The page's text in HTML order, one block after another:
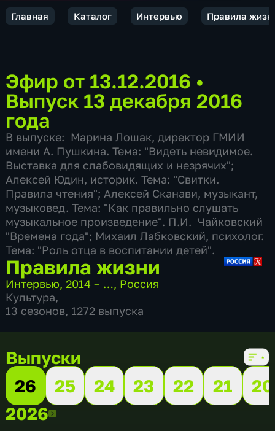
Главная Каталог Интервью Правила
Эфир от 13.12.2016 •
Выпуск 13 декабря 2016
года
В выпуске: Марина Лошак, директор ГМИИ
имени А. Пушкина. Тема: "Видеть невидимое.
Выставка для слабовидящих и незрячих";
Алексей Юдин, историк. Тема: "Свитки.
Правила чтения"; Алексей Сканави, музыкант,
музыковед. Тема: "Как правильно слушать
музыкальное произведение". П.И. Чайковский
"Времена года"; Михаил Лабковский, психолог.
Тема: "Роль отца в воспитании детей".
Правила жизни
Интервью,2014 – …, Россия
Культура,
13 сезонов, 1272 выпуска
Выпуски
26
25 24 23 22 21
20
20262026